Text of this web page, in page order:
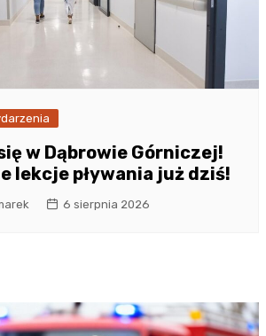
w Dąbrowie Górniczej!
lekcje pływania już dziś!
6 sierpnia 2026